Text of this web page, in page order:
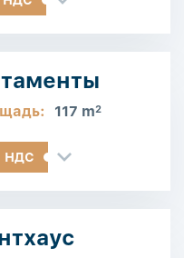
117 m2
НДС